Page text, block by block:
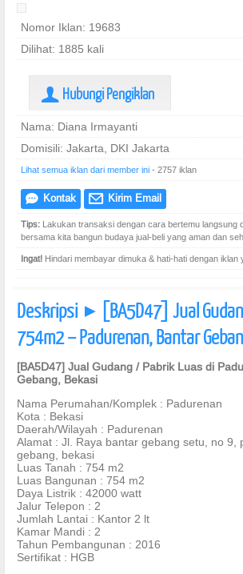
Nomor Iklan: 19683
Dilihat: 1885 kali
U Hubungi Pengiklan
Nama: Diana Irmayanti
Domisili: Jakarta, DKI Jakarta
Lihat semua iklan dari member ini - 2757 iklan
e Kontak @ Kirim Email
Tips: Lakukan transaksi dengan cara bertemu langsung
bersama kita bangun budaya jual-beli yang aman dan
Ingat! Hindari membayar dimuka & hati-hati dengan iklan
Deskripsi ] [BA5D47] Jual
754m2 – Padurenan, Bantar
[BA5D47] Jual Gudang / Pabrik Luas di
Gebang, Bekasi
Nama Perumahan/Komplek : Padurenan
Kota : Bekasi
Daerah/Wilayah : Padurenan
Alamat : Jl. Raya bantar gebang setu, no 9,
gebang, bekasi
Luas Tanah : 754 m2
Luas Bangunan : 754 m2
Daya Listrik : 42000 watt
Jalur Telepon : 2
Jumlah Lantai : Kantor 2 lt
Kamar Mandi : 2
Tahun Pembangunan : 2016
Sertifikat : HGB